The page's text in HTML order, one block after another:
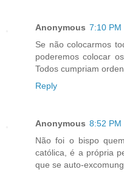
Anonymous 7:10 PM
Se não colocarmos
poderemos colocar
Todos cumpriam
Reply
Anonymous 8:52 PM
Não foi o bispo
católica, é a própria
que se auto-